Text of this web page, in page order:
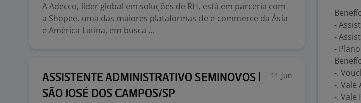
A Adecco, líder global em soluções de RH, está em parceria com
a Shopee, uma das maiores plataformas de e-commerce da Ásia
e América Latina, em busca ...
ASSISTENTE ADMINISTRATIVO SEMINOVOS |
SÃO JOSÉ DOS CAMPOS/SP
11 jun
-
-
-
-.
-. Vale
-. Vale